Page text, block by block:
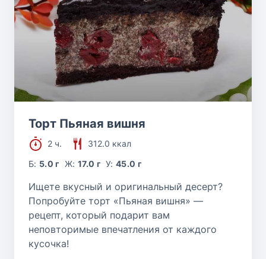
Торт Пьяная вишня
2 ч.
312.0 ккал
Б: 5.0 г Ж: 17.0 г У:45.0 г
Ищете вкусный и оригинальный десерт?
Попробуйте торт «Пьяная вишня» —
рецепт, который подарит вам
неповторимые впечатления от каждого
кусочка!